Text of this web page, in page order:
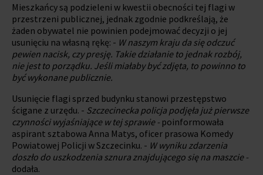
Mieszkańcy są podzieleni w kwestii obecności tej flagi w
przestrzeni publicznej, jednak zgodnie podkreślają, że
żaden obywatel nie powinien podejmować decyzji o jej
usunięciu na własną rękę: - W naszym kraju da się odczuć
pewien nacisk, czy presję. Takie działanie to jednak rozbój,
nie jest to porządku. Jeśli miałaby być zdjęta, to powinno to
być wykonane publicznie.
Usunięcie flagi sprzed budynku stanowi przestępstwo
ścigane z urzędu. - Szczecinecka policja podjęła już pierwsze
czynności wyjaśniające w tej sprawie - poinformowała
aspirant sztabowa Anna Matys, oficer prasowa Komedy
Powiatowej Policji w Szczecinku. - W wyniku zdarzenia
doszło do uszkodzenia sznura znajdującego się na maszcie -
dodała.